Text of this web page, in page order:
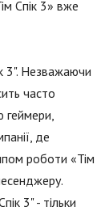
Спік 3» вже
3". Незважаючи
часто
геймери,
де
роботи «Тім
3" - тільки